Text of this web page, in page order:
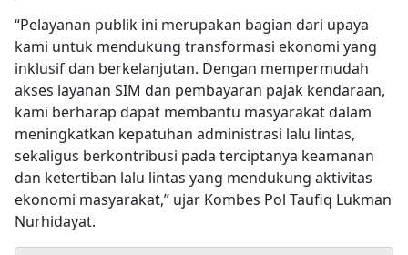
“Pelayanan publik ini merupakan bagian dari upaya
kami untuk mendukung transformasi ekonomi yang
inklusif dan berkelanjutan. Dengan mempermudah
akses layanan SIM dan pembayaran pajak kendaraan,
kami berharap dapat membantu masyarakat dalam
meningkatkan kepatuhan administrasi lalu lintas,
sekaligus berkontribusi pada terciptanya keamanan
dan ketertiban lalu lintas yang mendukung aktivitas
ekonomi masyarakat,” ujar Kombes Pol Taufiq Lukman
Nurhidayat.